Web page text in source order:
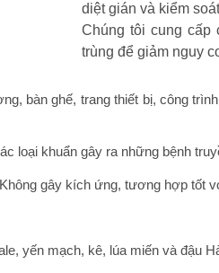
diệt gián và kiểm
Chúng tôi cung cấp
trùng để giảm nguy
bàn ghế, trang thiết bị, công
loại khuẩn gây ra những bệnh
gây kích ứng, tương hợp tốt
yến mạch, kê, lúa miến và đậu